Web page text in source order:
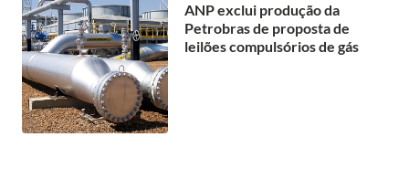
ANP exclui produção da
Petrobras de proposta de
leilões compulsórios de gás